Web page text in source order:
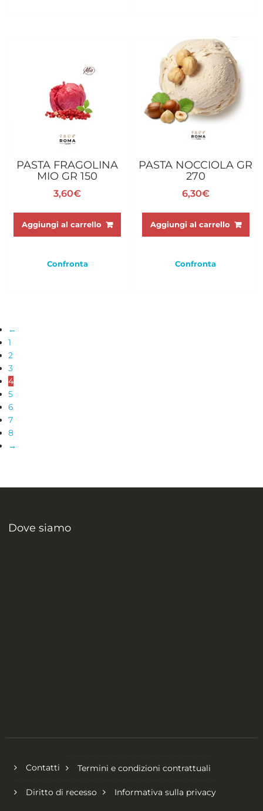
PASTA FRAGOLINA
MIO GR 150
3,60€
Aggiungi al carrello
Confronta
PASTA NOCCIOLA GR
270
6,30€
Aggiungi al carrello
Confronta
←
1
2
3
4
5
6
7
8
→
Dove siamo
Contatti Termini e condizioni contrattuali
Diritto di recesso Informativa sulla privacy